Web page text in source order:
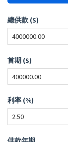
總供款 ($)
首期 ($)
利率 (%)